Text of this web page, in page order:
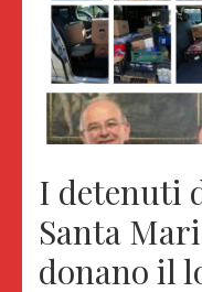
I detenuti
Santa
donano il